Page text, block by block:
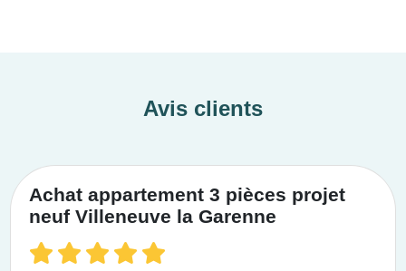
Avis clients
Achat appartement 3 pièces projet
neuf Villeneuve la Garenne